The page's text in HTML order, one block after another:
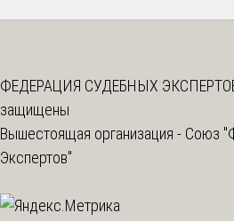
ФЕДЕРАЦИЯ СУДЕБНЫХ
защищены
Вышестоящая организация - Союз
Экспертов"